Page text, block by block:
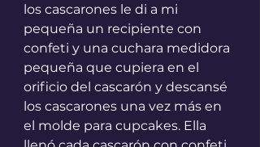
los cascarones le di a mi
pequeña un recipiente con
confeti y una cuchara medidora
pequeña que cupiera en el
orificio del cascarón y descansé
los cascarones una vez más en
el molde para cupcakes. Ella